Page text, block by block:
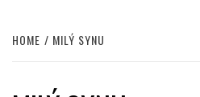
HOME MILÝ SYNU